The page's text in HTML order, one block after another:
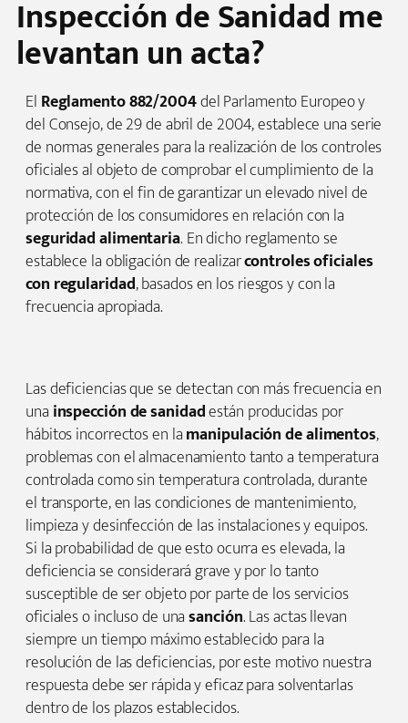
Inspección de Sanidad me
levantan un acta?
ElReglamento 882/2004del Parlamento Europeo y
del Consejo, de 29 de abril de 2004, establece una serie
de normas generales para la realización de los controles
oficiales al objeto de comprobar el cumplimiento de la
normativa, con el fin de garantizar un elevado nivel de
protección de los consumidores en relación con la
seguridad alimentaria. En dicho reglamento se
establece la obligación de realizarcontroles oficiales
con regularidad, basados en los riesgos y con la
frecuencia apropiada.
Las deficiencias que se detectan con más frecuencia en
unainspección de sanidadestán producidas por
hábitos incorrectos en lamanipulación de alimentos,
problemas con el almacenamiento tanto a temperatura
controlada como sin temperatura controlada, durante
el transporte, en las condiciones de mantenimiento,
limpieza y desinfección de las instalaciones y equipos.
Si la probabilidad de que esto ocurra es elevada, la
deficiencia se considerará grave y por lo tanto
susceptible de ser objeto por parte de los servicios
oficiales o incluso de unasanción. Las actas llevan
siempre un tiempo máximo establecido para la
resolución de las deficiencias, por este motivo nuestra
respuesta debe ser rápida y eficaz para solventarlas
dentro de los plazos establecidos.